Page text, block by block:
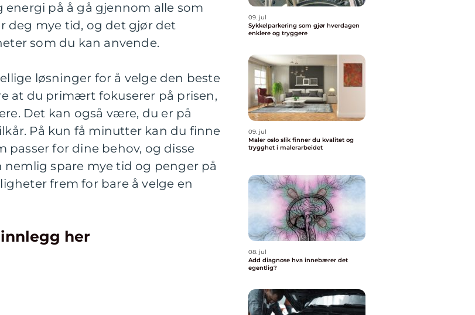
på å gå gjennom alle som
deg mye tid, og det gjør det
som du kan anvende.
løsninger for å velge den beste
at du primært fokuserer på prisen,
Det kan også være, du er på
På kun få minutter kan du finne
for dine behov, og disse
spare mye tid og penger på
frem for bare å velge en
her
09. jul
Sykkelparkering som gjør hverdagen
enklere og tryggere
09. jul
Maler oslo slik finner du kvalitet og
trygghet i malerarbeidet
08. jul
Add diagnose hva innebærer det
egentlig?